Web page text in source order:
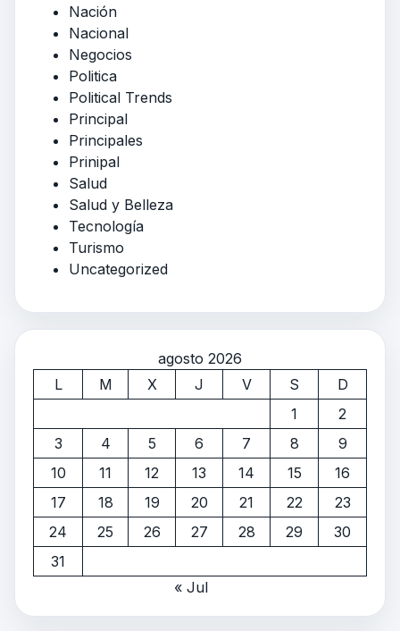
Nación
Nacional
Negocios
Politica
Political Trends
Principal
Principales
Prinipal
Salud
Salud y Belleza
Tecnología
Turismo
Uncategorized
agosto 2026
L
M X J V S
D
1
2
3
4 5 6 7 8
9
10
11 12 13 14 15
16
17
18 19 20 21 22
23
24
25 26 27 28 29
30
31
« Jul